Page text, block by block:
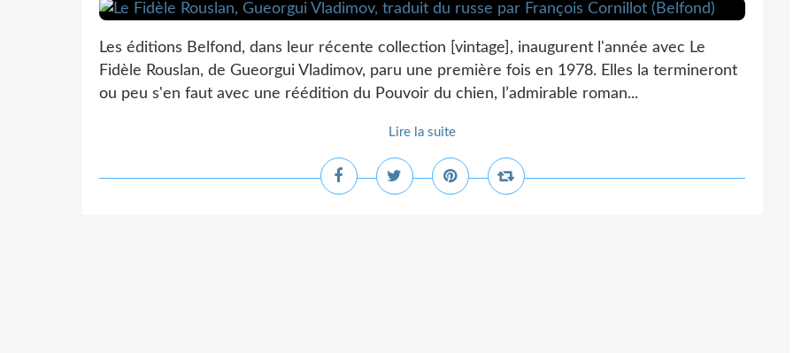
Les éditions Belfond, dans leur récente collection [vintage], inaugurent l'année avec Le
Fidèle Rouslan, de Gueorgui Vladimov, paru une première fois en 1978. Elles la termineront
ou peu s'en faut avec une réédition du Pouvoir du chien, l’admirable roman...
Lire la suite